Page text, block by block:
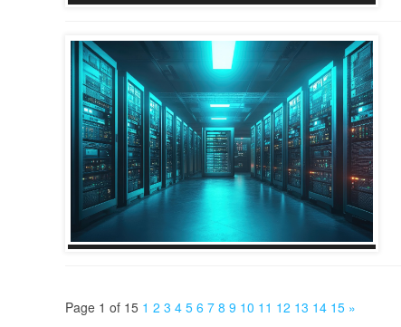
Page 1 of 15 1 2 3 4 5 6 7 8 9 10 11 12 13 14 15 »